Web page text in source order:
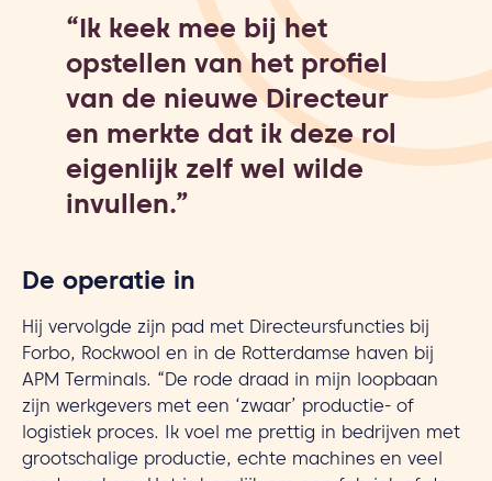
“Ik keek mee bij het
opstellen van het profiel
van de nieuwe Directeur
en merkte dat ik deze rol
eigenlijk zelf wel wilde
invullen.”
De operatie in
Hij vervolgde zijn pad met Directeursfuncties bij
Forbo, Rockwool en in de Rotterdamse haven bij
APM Terminals. “De rode draad in mijn loopbaan
zijn werkgevers met een ‘zwaar’ productie- of
logistiek proces. Ik voel me prettig in bedrijven met
grootschalige productie, echte machines en veel